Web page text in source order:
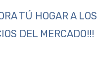
TÚ HOGAR A LOS
DEL MERCADO!!!